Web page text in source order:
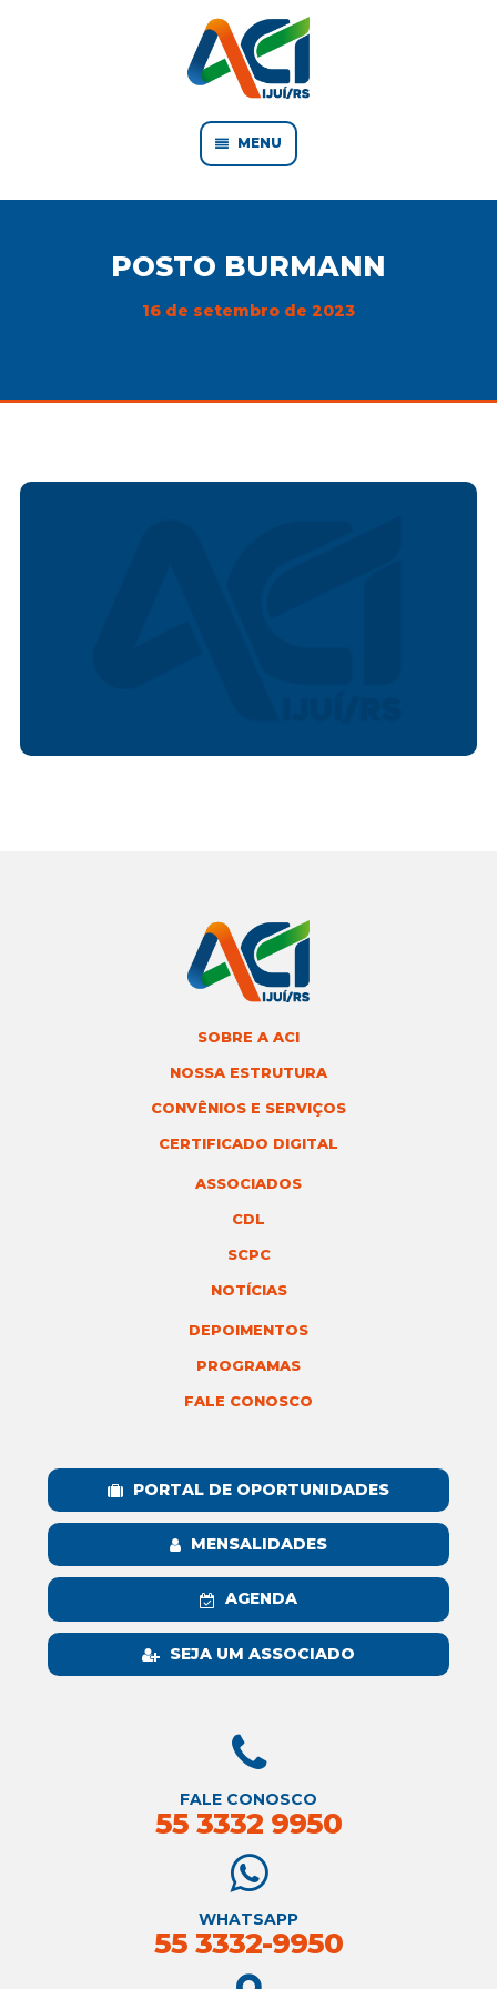
MENU
POSTO BURMANN
16 de setembro de 2023
SOBRE A ACI
NOSSA ESTRUTURA
CONVÊNIOS E SERVIÇOS
CERTIFICADO DIGITAL
ASSOCIADOS
CDL
SCPC
NOTÍCIAS
DEPOIMENTOS
PROGRAMAS
FALE CONOSCO
PORTAL DE OPORTUNIDADES
MENSALIDADES
AGENDA
SEJA UM ASSOCIADO
FALE CONOSCO
55 3332 9950
WHATSAPP
55 3332-9950